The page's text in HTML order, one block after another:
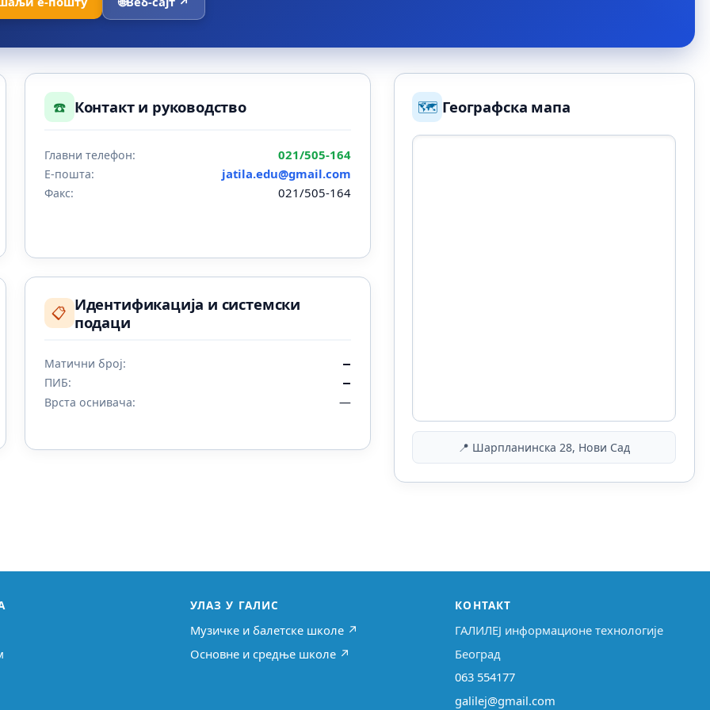
☎️ Контакт и руководство
Главни телефон: 021/505-164
Е-пошта: jatila.edu@gmail.com
Факс: 021/505-164
📋 Идентификација и системски
подаци
Матични број: —
ПИБ: —
Врста оснивача: —
🗺️ Географска мапа
📍 Шарпланинска 28, Нови Сад
УЛАЗ У ГАЛИС
Музичке и балетске школе ↗
Основне и средње школе ↗
КОНТАКТ
ГАЛИЛЕЈ информационе технологије
Београд
063 554177
galilej@gmail.com